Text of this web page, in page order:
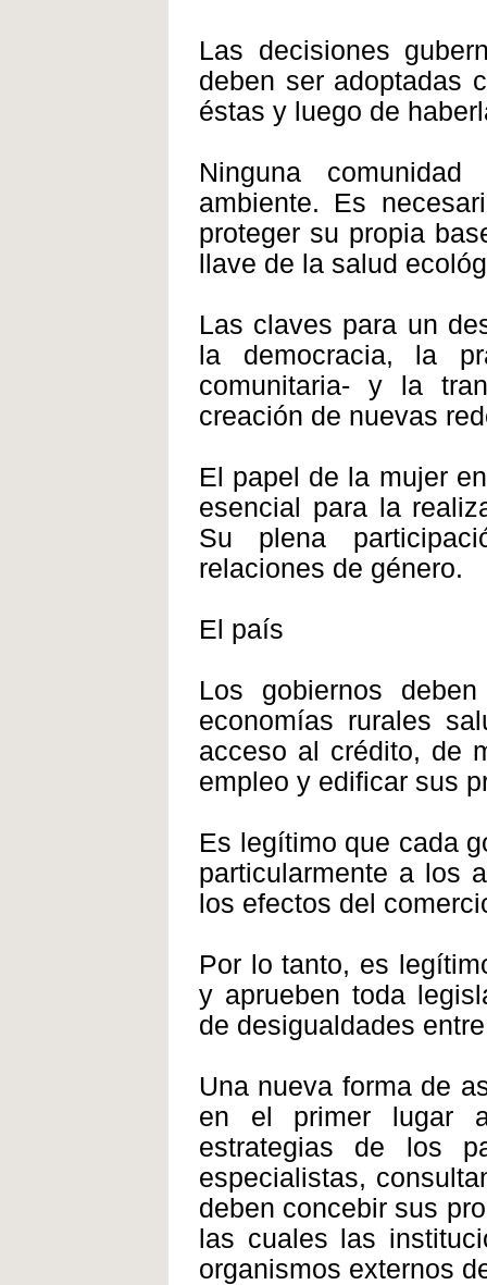
Las decisiones
deben ser adoptadas
éstas y luego de
Ninguna
ambiente. Es
proteger su propia
llave de la salud
Las claves para un
la democracia, la
comunitaria- y la
creación de nuevas
El papel de la mujer
esencial para la
Su plena
relaciones de género.
El país
Los gobiernos
economías rurales
acceso al crédito, de
empleo y edificar sus
Es legítimo que cada
particularmente a los
los efectos del
Por lo tanto, es
y aprueben toda
de desigualdades
Una nueva forma de
en el primer lugar
estrategias de los
especialistas,
deben concebir sus
las cuales las
organismos externos